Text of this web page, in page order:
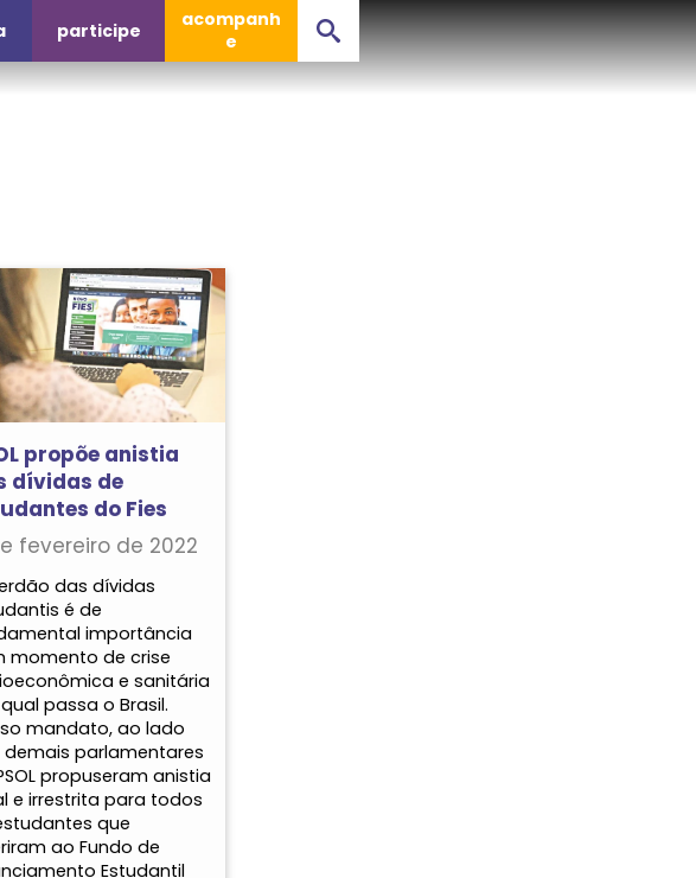
participe
acompanh
e
propõe anistia
dívidas de
do Fies
fevereiro de 2022
das dívidas
é de
importância
momento de crise
e sanitária
passa o Brasil.
mandato, ao lado
demais parlamentares
propuseram anistia
e irrestrita para todos
que
ao Fundo de
Estudantil